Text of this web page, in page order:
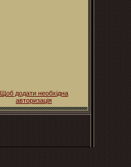
Щоб додати необхідна
авторизація